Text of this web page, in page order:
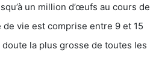
un million d’œufs au cours de
vie est comprise entre 9 et 15
la plus grosse de toutes les